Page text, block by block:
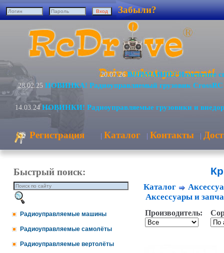
Забыли?
20.07.26 ВНИМАНИЕ! Изменение
28.02.25 НОВИНКА! Радиоуправляемый грузовик
14.03.24 НОВИНКИ! Радиоуправляемые грузовики и
Регистрация | Каталог | Контакты |
Быстрый поиск:
Радиоуправляемые машины
Радиоуправляемые самолёты
Радиоуправляемые вертолёты
Каталог
Аксессуары и
Производитель: